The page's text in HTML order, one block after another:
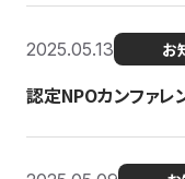
2025.05.13 お
認定NPOカンファ